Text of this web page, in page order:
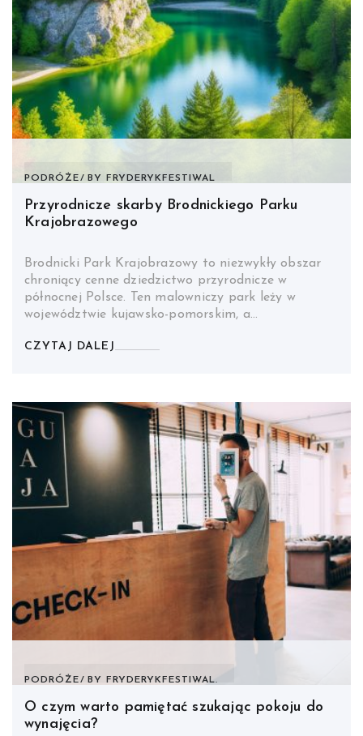
PODRÓŻE BY FRYDERYKFESTIWAL
Przyrodnicze skarby Brodnickiego Parku
Krajobrazowego
Brodnicki Park Krajobrazowy to niezwykły obszar
chroniący cenne dziedzictwo przyrodnicze w
północnej Polsce. Ten malowniczy park leży w
województwie kujawsko-pomorskim, a…
CZYTAJ DALEJ
PODRÓŻE BY FRYDERYKFESTIWAL.
O czym warto pamiętać szukając pokoju do
wynajęcia?